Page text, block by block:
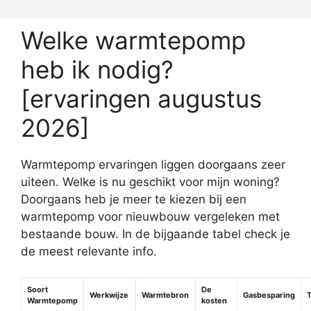
Welke warmtepomp
heb ik nodig?
[ervaringen augustus
2026]
Warmtepomp ervaringen liggen doorgaans zeer
uiteen. Welke is nu geschikt voor mijn woning?
Doorgaans heb je meer te kiezen bij een
warmtepomp voor nieuwbouw vergeleken met
bestaande bouw. In de bijgaande tabel check je
de meest relevante info.
Soort
Warmtepomp
Werkwijze Warmtebron
De
kosten
Gasbesparing